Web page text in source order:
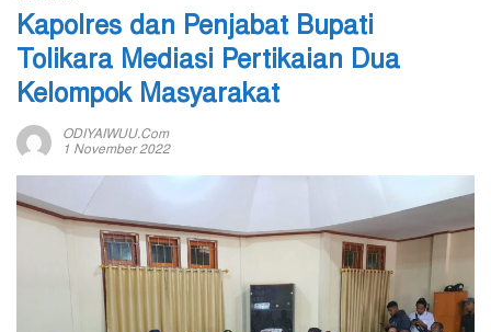
Kapolres dan Penjabat Bupati
Tolikara Mediasi Pertikaian Dua
Kelompok Masyarakat
ODIYAIWUU.com
1 November 2022